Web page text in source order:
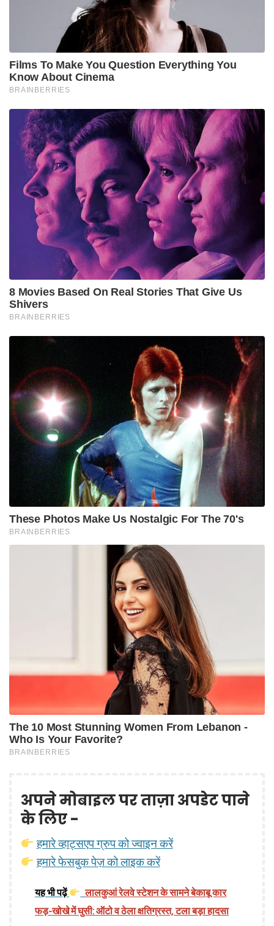
अपने मोबाइल पर ताज़ा अपडेट पाने
के लिए -
हमारे व्हाट्सएप ग्रुप को ज्वाइन करें
हमारे फेसबुक पेज़ को लाइक करें
यह भी पढ़ें
लालकुआं रेलवे स्टेशन के सामने बेकाबू कार
फड़-खोखे में घुसी: ऑटो व ठेला क्षतिग्रस्त, टला बड़ा हादसा